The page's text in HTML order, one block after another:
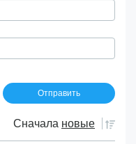
Сначала новые